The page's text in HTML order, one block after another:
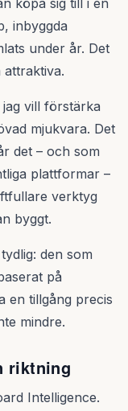
köpa sig till i en
inbyggda
under år. Det
attraktiva.
vill förstärka
mjukvara. Det
det – och som
plattformar –
verktyg
byggt.
den som
på
en tillgång precis
mindre.
riktning
Intelligence.